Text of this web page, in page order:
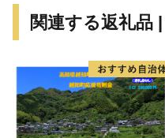
関連する返礼品